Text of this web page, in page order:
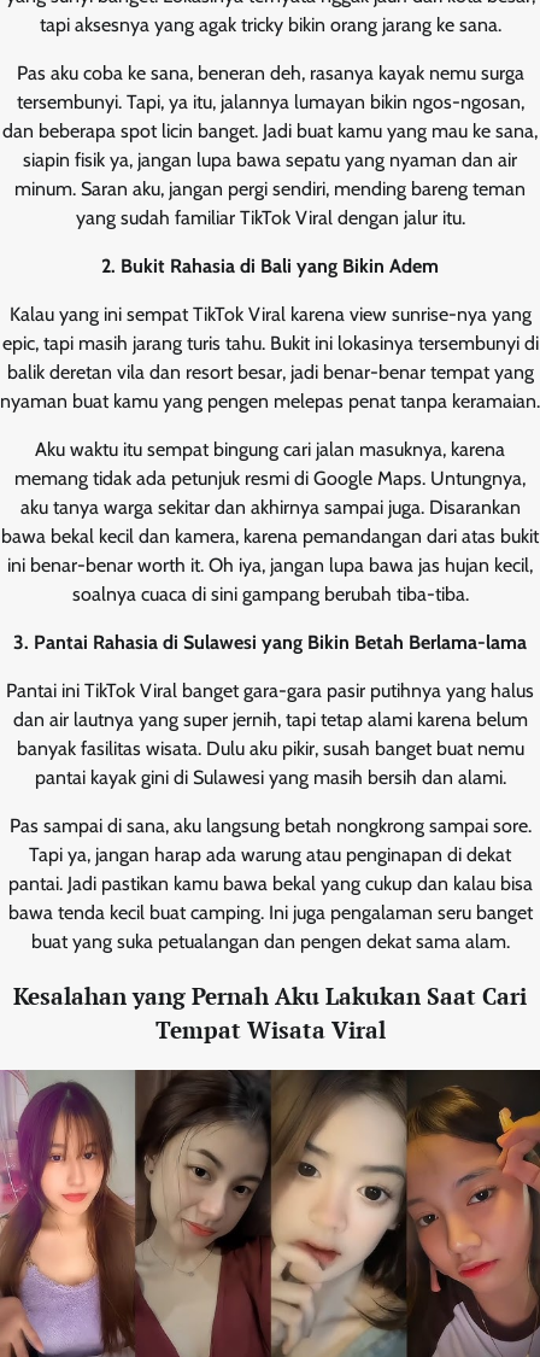
tapi aksesnya yang agak tricky bikin orang jarang ke sana.
Pas aku coba ke sana, beneran deh, rasanya kayak nemu surga
tersembunyi. Tapi, ya itu, jalannya lumayan bikin ngos-ngosan,
dan beberapa spot licin banget. Jadi buat kamu yang mau ke sana,
siapin fisik ya, jangan lupa bawa sepatu yang nyaman dan air
minum. Saran aku, jangan pergi sendiri, mending bareng teman
yang sudah familiar TikTok Viral dengan jalur itu.
2. Bukit Rahasia di Bali yang Bikin Adem
Kalau yang ini sempat TikTok Viral karena view sunrise-nya yang
epic, tapi masih jarang turis tahu. Bukit ini lokasinya tersembunyi di
balik deretan vila dan resort besar, jadi benar-benar tempat yang
nyaman buat kamu yang pengen melepas penat tanpa keramaian.
Aku waktu itu sempat bingung cari jalan masuknya, karena
memang tidak ada petunjuk resmi di Google Maps. Untungnya,
aku tanya warga sekitar dan akhirnya sampai juga. Disarankan
bawa bekal kecil dan kamera, karena pemandangan dari atas bukit
ini benar-benar worth it. Oh iya, jangan lupa bawa jas hujan kecil,
soalnya cuaca di sini gampang berubah tiba-tiba.
3. Pantai Rahasia di Sulawesi yang Bikin Betah Berlama-lama
Pantai ini TikTok Viral banget gara-gara pasir putihnya yang halus
dan air lautnya yang super jernih, tapi tetap alami karena belum
banyak fasilitas wisata. Dulu aku pikir, susah banget buat nemu
pantai kayak gini di Sulawesi yang masih bersih dan alami.
Pas sampai di sana, aku langsung betah nongkrong sampai sore.
Tapi ya, jangan harap ada warung atau penginapan di dekat
pantai. Jadi pastikan kamu bawa bekal yang cukup dan kalau bisa
bawa tenda kecil buat camping. Ini juga pengalaman seru banget
buat yang suka petualangan dan pengen dekat sama alam.
Kesalahan yang Pernah Aku Lakukan Saat Cari
Tempat Wisata Viral